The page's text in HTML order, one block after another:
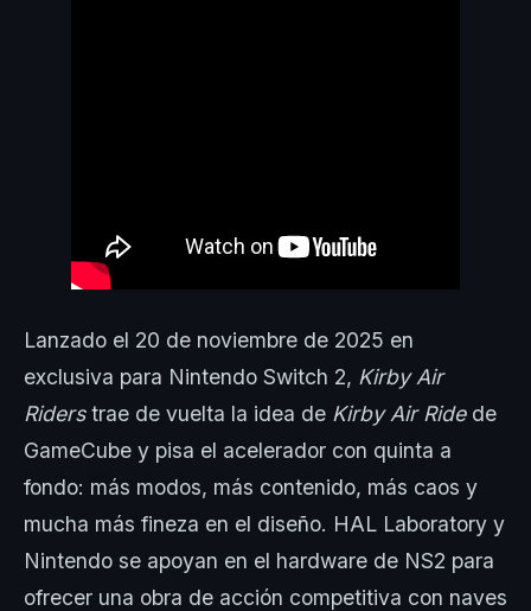
Lanzado el 20 de noviembre de 2025 en
exclusiva para Nintendo Switch 2, Kirby Air
Riderstrae de vuelta la idea de Kirby Air Ridede
GameCube y pisa el acelerador con quinta a
fondo: más modos, más contenido, más caos y
mucha más fineza en el diseño. HAL Laboratory y
Nintendo se apoyan en el hardware de NS2 para
ofrecer una obra de acción competitiva con naves